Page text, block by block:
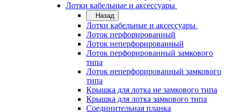
Лотки кабельные и аксессуары
Назад
Лотки кабельные и аксессуары
Лоток перфорированный
Лоток неперфорированный
Лоток перфорированный замкового
типа
Лоток неперфорированный замкового
типа
Крышка для лотка не замкового типа
Крышка для лотка замкового типа
Соединительная планка